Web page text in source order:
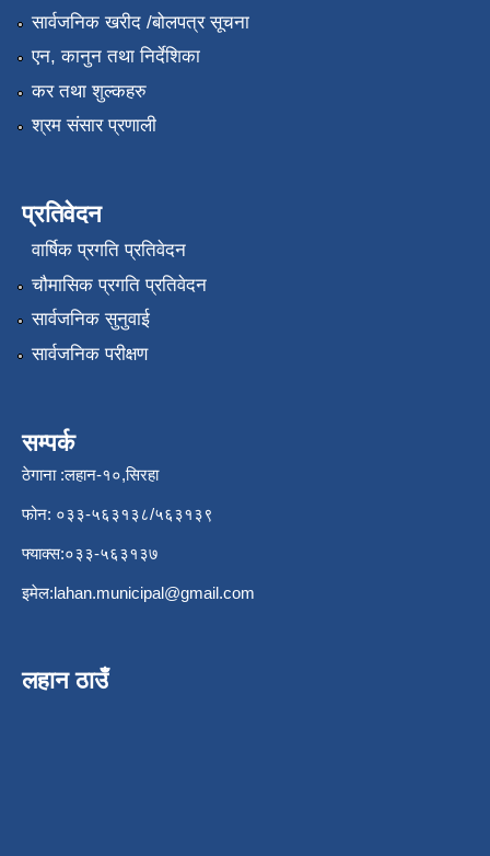
सार्वजनिक खरीद /बोलपत्र सूचना
एन, कानुन तथा निर्देशिका
कर तथा शुल्कहरु
श्रम संसार प्रणाली
प्रतिवेदन
वार्षिक प्रगति प्रतिवेदन
चौमासिक प्रगति प्रतिवेदन
सार्वजनिक सुनुवाई
सार्वजनिक परीक्षण
सम्पर्क
ठेगाना :लहान-१०,सिरहा
फोन: ०३३-५६३१३८/५६३१३९
फ्याक्स:०३३-५६३१३७
इमेल:lahan.municipal@gmail.com
लहान ठाउँ